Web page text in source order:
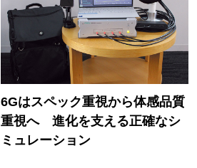
6Gはスペック重視から体感品質
重視へ 進化を支える正確なシ
ミュレーション